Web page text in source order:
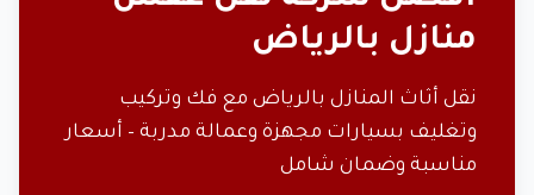
منازل بالرياض
نقل أثاث المنازل بالرياض مع فك وتركيب
وتغليف بسيارات مجهزة وعمالة مدربة – أسعار
مناسبة وضمان شامل